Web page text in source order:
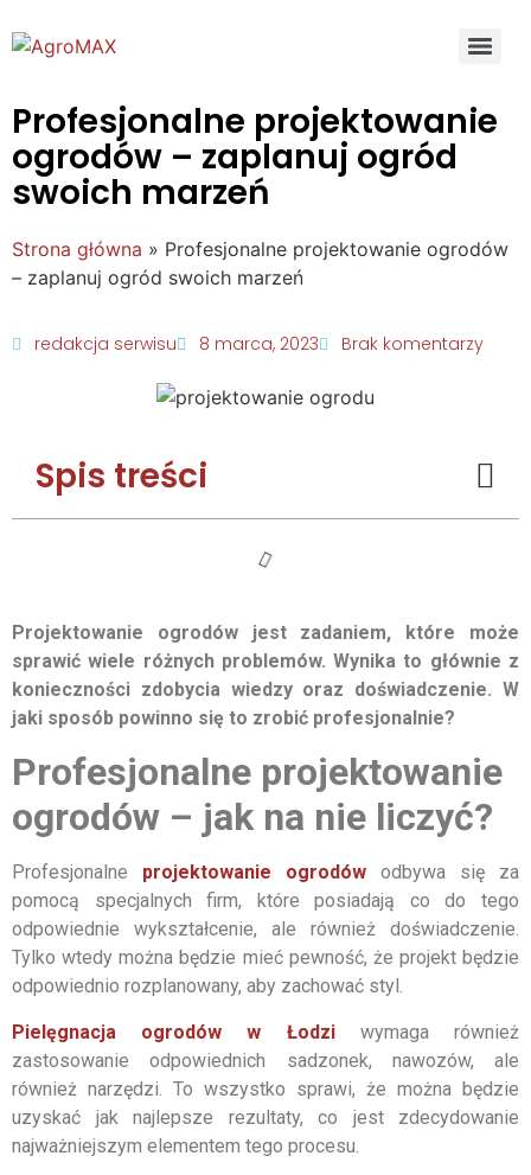
Profesjonalne projektowanie
ogrodów – zaplanuj ogród
swoich marzeń
Strona główna » Profesjonalne projektowanie ogrodów
– zaplanuj ogród swoich marzeń
redakcja serwisu 8 marca, 2023 Brak komentarzy
Spis treści
Projektowanie ogrodów jest zadaniem, które może
sprawić wiele różnych problemów. Wynika to głównie z
konieczności zdobycia wiedzy oraz doświadczenie. W
jaki sposób powinno się to zrobić profesjonalnie?
Profesjonalne projektowanie
ogrodów – jak na nie liczyć?
Profesjonalne projektowanie ogrodów odbywa się za
pomocą specjalnych firm, które posiadają co do tego
odpowiednie wykształcenie, ale również doświadczenie.
Tylko wtedy można będzie mieć pewność, że projekt będzie
odpowiednio rozplanowany, aby zachować styl.
Pielęgnacja ogrodów w Łodzi wymaga również
zastosowanie odpowiednich sadzonek, nawozów, ale
również narzędzi. To wszystko sprawi, że można będzie
uzyskać jak najlepsze rezultaty, co jest zdecydowanie
najważniejszym elementem tego procesu.